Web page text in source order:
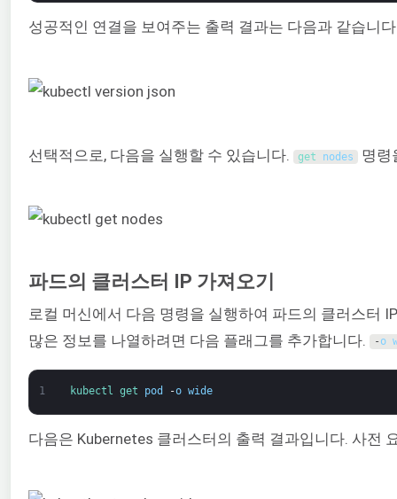
성공적인 연결을 보여주는 출력 결과는 다음과 같습니
선택적으로, 다음을 실행할 수 있습니다. get nodes 명령
파드의 클러스터 IP 가져오기
로컬 머신에서 다음 명령을 실행하여 파드의 클러스터
많은 정보를 나열하려면 다음 플래그를 추가합니다.
- o
1 kubectl get pod -o wide
다음은 Kubernetes 클러스터의 출력 결과입니다. 사전